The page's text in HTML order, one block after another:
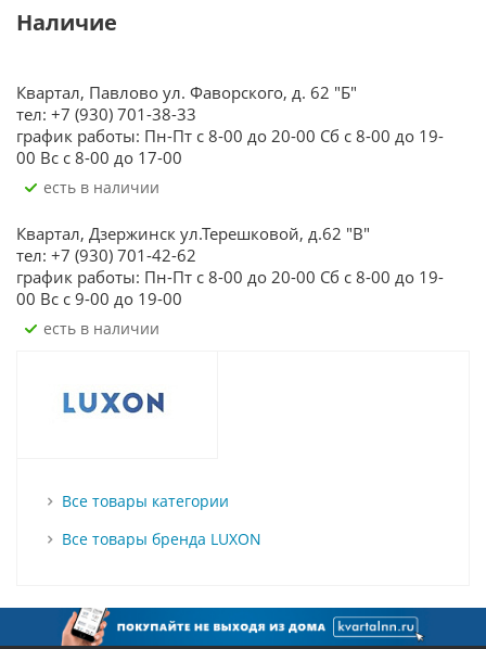
Наличие
Квартал, Павлово ул. Фаворского, д. 62 "Б"
тел: +7 (930) 701-38-33
график работы: Пн-Пт с 8-00 до 20-00 Сб с 8-00 до 19-
00 Вс с 8-00 до 17-00
Есть в наличии
Квартал, Дзержинск ул.Терешковой, д.62 "В"
тел: +7 (930) 701-42-62
график работы: Пн-Пт с 8-00 до 20-00 Сб с 8-00 до 19-
00 Вс с 9-00 до 19-00
Есть в наличии
Все товары категории
Все товары бренда LUXON